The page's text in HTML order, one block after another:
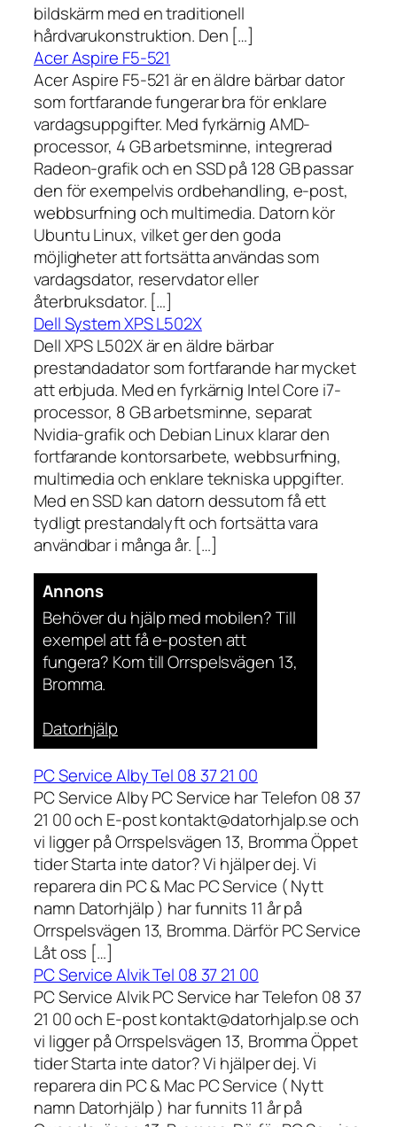
bildskärm med en traditionell
hårdvarukonstruktion. Den […]
Acer Aspire F5-521
Acer Aspire F5-521 är en äldre bärbar dator
som fortfarande fungerar bra för enklare
vardagsuppgifter. Med fyrkärnig AMD-
processor, 4 GB arbetsminne, integrerad
Radeon-grafik och en SSD på 128 GB passar
den för exempelvis ordbehandling, e-post,
webbsurfning och multimedia. Datorn kör
Ubuntu Linux, vilket ger den goda
möjligheter att fortsätta användas som
vardagsdator, reservdator eller
återbruksdator. […]
Dell System XPS L502X
Dell XPS L502X är en äldre bärbar
prestandadator som fortfarande har mycket
att erbjuda. Med en fyrkärnig Intel Core i7-
processor, 8 GB arbetsminne, separat
Nvidia-grafik och Debian Linux klarar den
fortfarande kontorsarbete, webbsurfning,
multimedia och enklare tekniska uppgifter.
Med en SSD kan datorn dessutom få ett
tydligt prestandalyft och fortsätta vara
användbar i många år. […]
Annons
Behöver du hjälp med mobilen? Till
exempel att få e-posten att
fungera? Kom till Orrspelsvägen 13,
Bromma.
Datorhjälp
PC Service Alby Tel 08 37 21 00
PC Service Alby PC Service har Telefon 08 37
21 00 och E-post kontakt@datorhjalp.se och
vi ligger på Orrspelsvägen 13, Bromma Öppet
tider Starta inte dator? Vi hjälper dej. Vi
reparera din PC & Mac PC Service ( Nytt
namn Datorhjälp ) har funnits 11 år på
Orrspelsvägen 13, Bromma. Därför PC Service
Låt oss […]
PC Service Alvik Tel 08 37 21 00
PC Service Alvik PC Service har Telefon 08 37
21 00 och E-post kontakt@datorhjalp.se och
vi ligger på Orrspelsvägen 13, Bromma Öppet
tider Starta inte dator? Vi hjälper dej. Vi
reparera din PC & Mac PC Service ( Nytt
namn Datorhjälp ) har funnits 11 år på